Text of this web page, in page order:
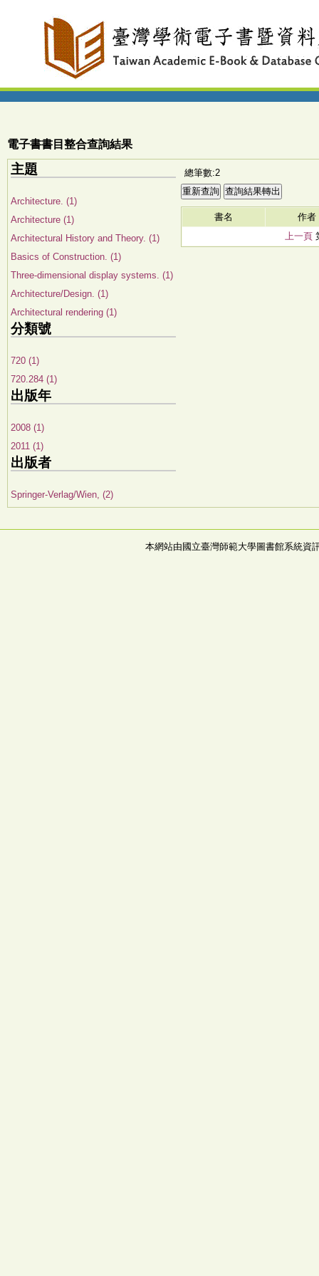
電子書書目整合查詢結果
主題
Architecture. (1)
Architecture (1)
Architectural History and Theory. (1)
Basics of Construction. (1)
Three-dimensional display systems. (1)
Architecture/Design. (1)
Architectural rendering (1)
分類號
720 (1)
720.284 (1)
出版年
2008 (1)
2011 (1)
出版者
Springer-Verlag/Wien, (2)
總筆數:2
書名
作者
上一頁
本網站由國立臺灣師範大學圖書館系統資